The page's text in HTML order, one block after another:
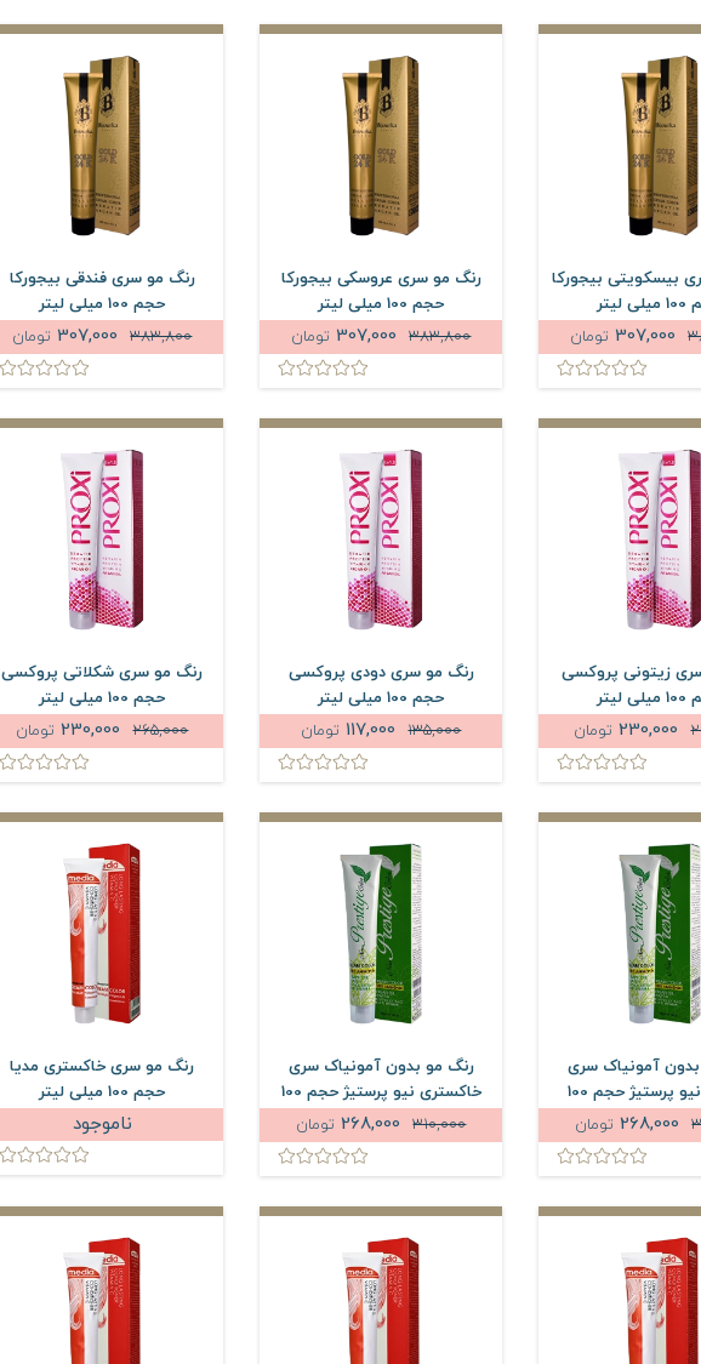
بیسکویتی بیجورکا
تومان
رنگ مو سری عروسکی بیجورکا
حجم 100 میلی لیتر
383,800
تومان
رنگ مو سری فندقی بیجورکا
حجم 100 میلی لیتر
383,800
تومان
زیتونی پروکسی
تومان
رنگ مو سری دودی پروکسی
حجم 100 میلی لیتر
135,000
تومان
رنگ مو سری شکلاتی پروکسی
حجم 100 میلی لیتر
265,000
تومان
آمونیاک سری
طبیعی نیو پرستیژ حجم 100
میلی لیتر
تومان
رنگ مو بدون آمونیاک سری
خاکستری نیو پرستیژ حجم 100
میلی لیتر310,000 تومان
رنگ مو سری خاکستری مدیا
حجم 100 میلی لیتر
ناموجود